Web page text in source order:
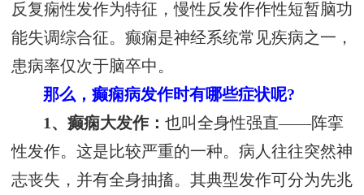
反复痫性发作为特征，慢性反发作作性短暂脑功
能失调综合征。癫痫是神经系统常见疾病之一，
患病率仅次于脑卒中。
那么，癫痫病发作时有哪些症状呢?
1、癫痫大发作：也叫全身性强直——阵挛
性发作。这是比较严重的一种。病人往往突然神
志丧失，并有全身抽搐。其典型发作可分为先兆